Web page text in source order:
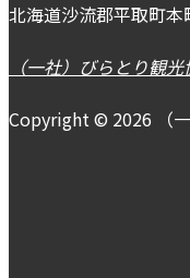
北海道沙流郡平取町本
（一社）びらとり観
Copyright © 2026 （